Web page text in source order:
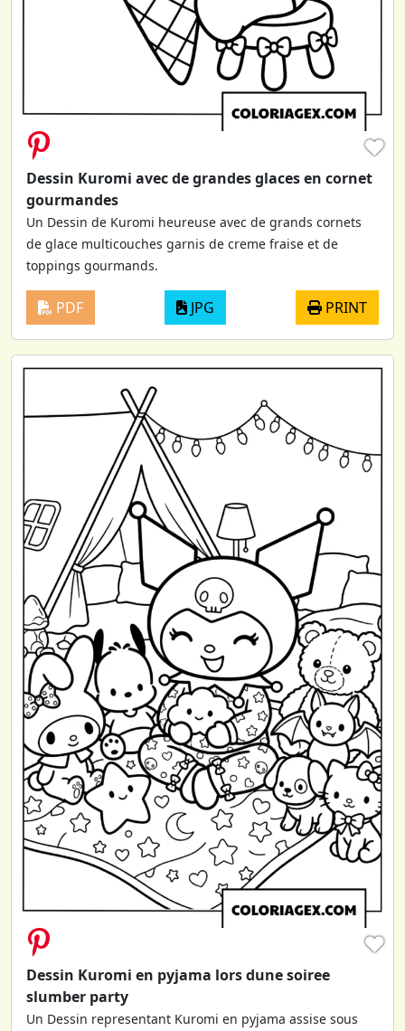
♥
Dessin Kuromi avec de grandes glaces en cornet
gourmandes
Un Dessin de Kuromi heureuse avec de grands cornets
de glace multicouches garnis de creme fraise et de
toppings gourmands.
PDF JPG PRINT
♥
Dessin Kuromi en pyjama lors dune soiree
slumber party
Un Dessin representant Kuromi en pyjama assise sous